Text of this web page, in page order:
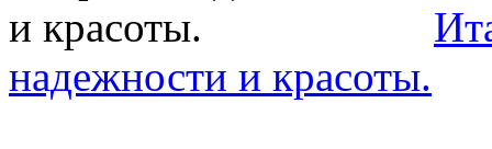
надежности и красоты.